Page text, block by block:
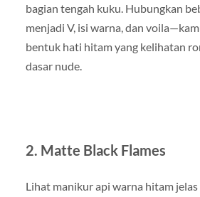
bagian tengah kuku. Hubungkan
menjadi V, isi warna, dan
bentuk hati hitam yang kelihatan
dasar nude.
2. Matte Black Flames
Lihat manikur api warna hitam